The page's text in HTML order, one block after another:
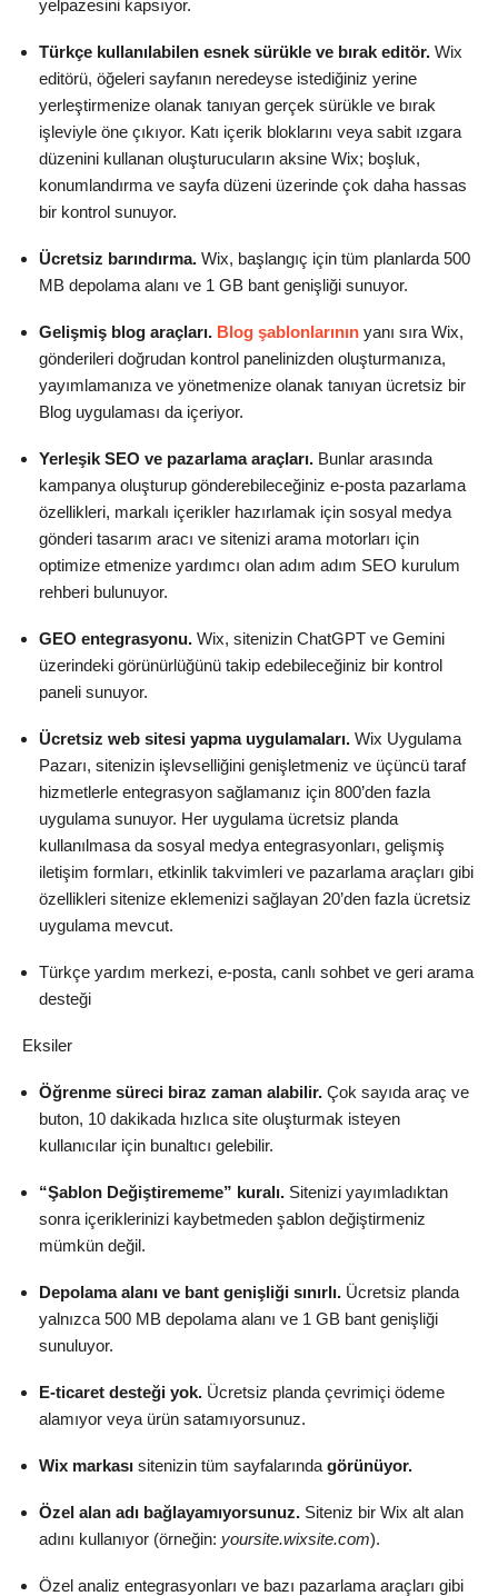
yelpazesini kapsıyor.
Türkçe kullanılabilen esnek sürükle ve bırak editör. Wix
editörü, öğeleri sayfanın neredeyse istediğiniz yerine
yerleştirmenize olanak tanıyan gerçek sürükle ve bırak
işleviyle öne çıkıyor. Katı içerik bloklarını veya sabit ızgara
düzenini kullanan oluşturucuların aksine Wix; boşluk,
konumlandırma ve sayfa düzeni üzerinde çok daha hassas
bir kontrol sunuyor.
Ücretsiz barındırma. Wix, başlangıç için tüm planlarda 500
MB depolama alanı ve 1 GB bant genişliği sunuyor.
Gelişmiş blog araçları. Blog şablonlarının yanı sıra Wix,
gönderileri doğrudan kontrol panelinizden oluşturmanıza,
yayımlamanıza ve yönetmenize olanak tanıyan ücretsiz bir
Blog uygulaması da içeriyor.
Yerleşik SEO ve pazarlama araçları. Bunlar arasında
kampanya oluşturup gönderebileceğiniz e-posta pazarlama
özellikleri, markalı içerikler hazırlamak için sosyal medya
gönderi tasarım aracı ve sitenizi arama motorları için
optimize etmenize yardımcı olan adım adım SEO kurulum
rehberi bulunuyor.
GEO entegrasyonu. Wix, sitenizin ChatGPT ve Gemini
üzerindeki görünürlüğünü takip edebileceğiniz bir kontrol
paneli sunuyor.
Ücretsiz web sitesi yapma uygulamaları. Wix Uygulama
Pazarı, sitenizin işlevselliğini genişletmeniz ve üçüncü taraf
hizmetlerle entegrasyon sağlamanız için 800’den fazla
uygulama sunuyor. Her uygulama ücretsiz planda
kullanılmasa da sosyal medya entegrasyonları, gelişmiş
iletişim formları, etkinlik takvimleri ve pazarlama araçları gibi
özellikleri sitenize eklemenizi sağlayan 20’den fazla ücretsiz
uygulama mevcut.
Türkçe yardım merkezi, e-posta, canlı sohbet ve geri arama
desteği
Eksiler
Öğrenme süreci biraz zaman alabilir. Çok sayıda araç ve
buton, 10 dakikada hızlıca site oluşturmak isteyen
kullanıcılar için bunaltıcı gelebilir.
“Şablon Değiştirememe” kuralı. Sitenizi yayımladıktan
sonra içeriklerinizi kaybetmeden şablon değiştirmeniz
mümkün değil.
Depolama alanı ve bant genişliği sınırlı. Ücretsiz planda
yalnızca 500 MB depolama alanı ve 1 GB bant genişliği
sunuluyor.
E-ticaret desteği yok. Ücretsiz planda çevrimiçi ödeme
alamıyor veya ürün satamıyorsunuz.
Wix markası sitenizin tüm sayfalarında görünüyor.
Özel alan adı bağlayamıyorsunuz. Siteniz bir Wix alt alan
adını kullanıyor (örneğin: yoursite.wixsite.com).
Özel analiz entegrasyonları ve bazı pazarlama araçları gibi